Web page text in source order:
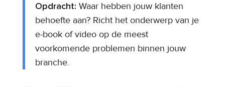
Opdracht: Waar hebben jouw klanten
behoefte aan? Richt het onderwerp van je
e-book of video op de meest
voorkomende problemen binnen jouw
branche.